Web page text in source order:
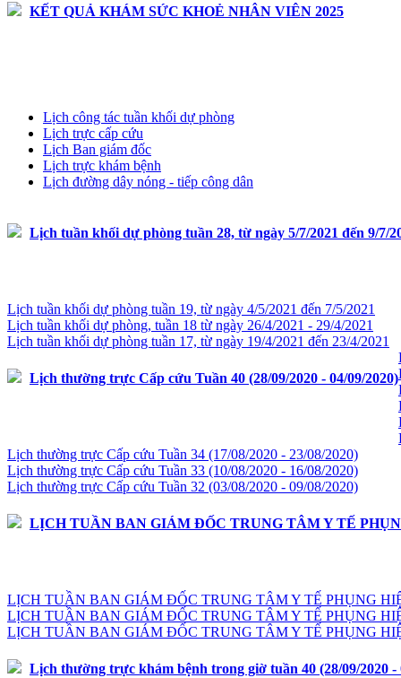
KẾT QUẢ KHÁM SỨC KHOẺ NHÂN VIÊN 2025
Lịch công tác tuần khối dự phòng
Lịch trực cấp cứu
Lịch Ban giám đốc
Lịch trực khám bệnh
Lịch đường dây nóng - tiếp công dân
Lịch tuần khối dự phòng tuần 28, từ ngày 5/7/2021 đến 9/7/
Lịch tuần khối dự phòng tuần 19, từ ngày 4/5/2021 đến 7/5/2021
Lịch tuần khối dự phòng, tuần 18 từ ngày 26/4/2021 - 29/4/2021
Lịch tuần khối dự phòng tuần 17, từ ngày 19/4/2021 đến 23/4/2021
Lịch thường trực Cấp cứu Tuần 40 (28/09/2020 - 04/09/2020)
Lịch thường trực Cấp cứu Tuần 34 (17/08/2020 - 23/08/2020)
Lịch thường trực Cấp cứu Tuần 33 (10/08/2020 - 16/08/2020)
Lịch thường trực Cấp cứu Tuần 32 (03/08/2020 - 09/08/2020)
LỊCH TUẦN BAN GIÁM ĐỐC TRUNG TÂM Y TẾ
LỊCH TUẦN BAN GIÁM ĐỐC TRUNG TÂM Y TẾ PHỤNG
LỊCH TUẦN BAN GIÁM ĐỐC TRUNG TÂM Y TẾ PHỤNG
LỊCH TUẦN BAN GIÁM ĐỐC TRUNG TÂM Y TẾ PHỤNG
Lịch thường trực khám bệnh trong giờ tuần 40 (28/09/2020 -